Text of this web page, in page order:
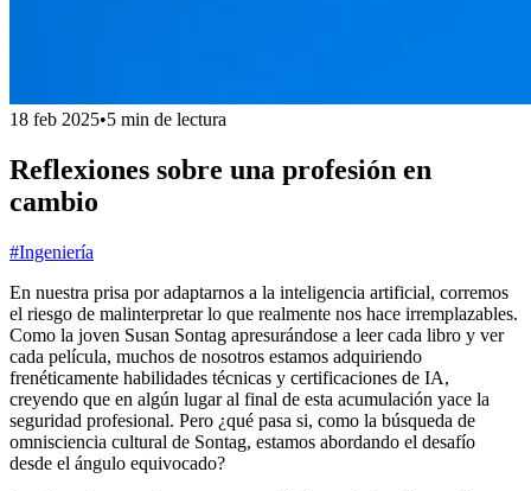
18 feb 2025•5 min de lectura
Reflexiones sobre una profesión en
cambio
#Ingeniería
En nuestra prisa por adaptarnos a la inteligencia artificial, corremos
el riesgo de malinterpretar lo que realmente nos hace irremplazables.
Como la joven Susan Sontag apresurándose a leer cada libro y ver
cada película, muchos de nosotros estamos adquiriendo
frenéticamente habilidades técnicas y certificaciones de IA,
creyendo que en algún lugar al final de esta acumulación yace la
seguridad profesional. Pero ¿qué pasa si, como la búsqueda de
omnisciencia cultural de Sontag, estamos abordando el desafío
desde el ángulo equivocado?